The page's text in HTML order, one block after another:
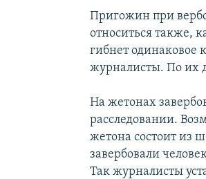
Пригожин при
относиться также,
гибнет одинаковое
журналисты. По их
На жетонах
расследовании.
жетона состоит из
завербовали
Так журналисты